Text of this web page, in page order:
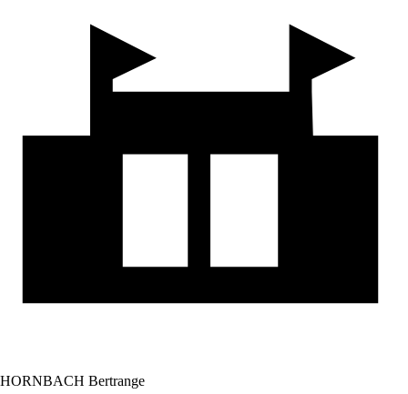
HORNBACH Bertrange